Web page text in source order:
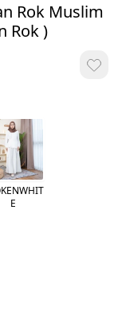
Rok Muslim
Rok )
E